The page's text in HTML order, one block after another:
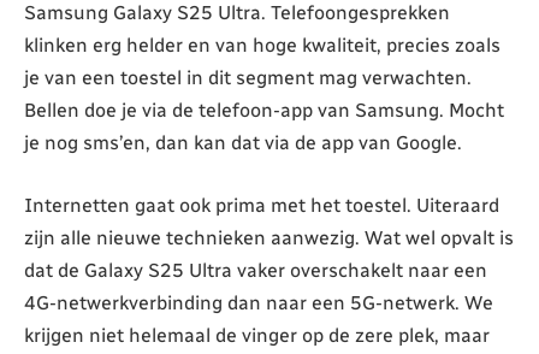
Samsung Galaxy S25 Ultra. Telefoongesprekken
klinken erg helder en van hoge kwaliteit, precies zoals
je van een toestel in dit segment mag verwachten.
Bellen doe je via de telefoon-app van Samsung. Mocht
je nog sms’en, dan kan dat via de app van Google.
Internetten gaat ook prima met het toestel. Uiteraard
zijn alle nieuwe technieken aanwezig. Wat wel opvalt is
dat de Galaxy S25 Ultra vaker overschakelt naar een
4G-netwerkverbinding dan naar een 5G-netwerk. We
krijgen niet helemaal de vinger op de zere plek, maar